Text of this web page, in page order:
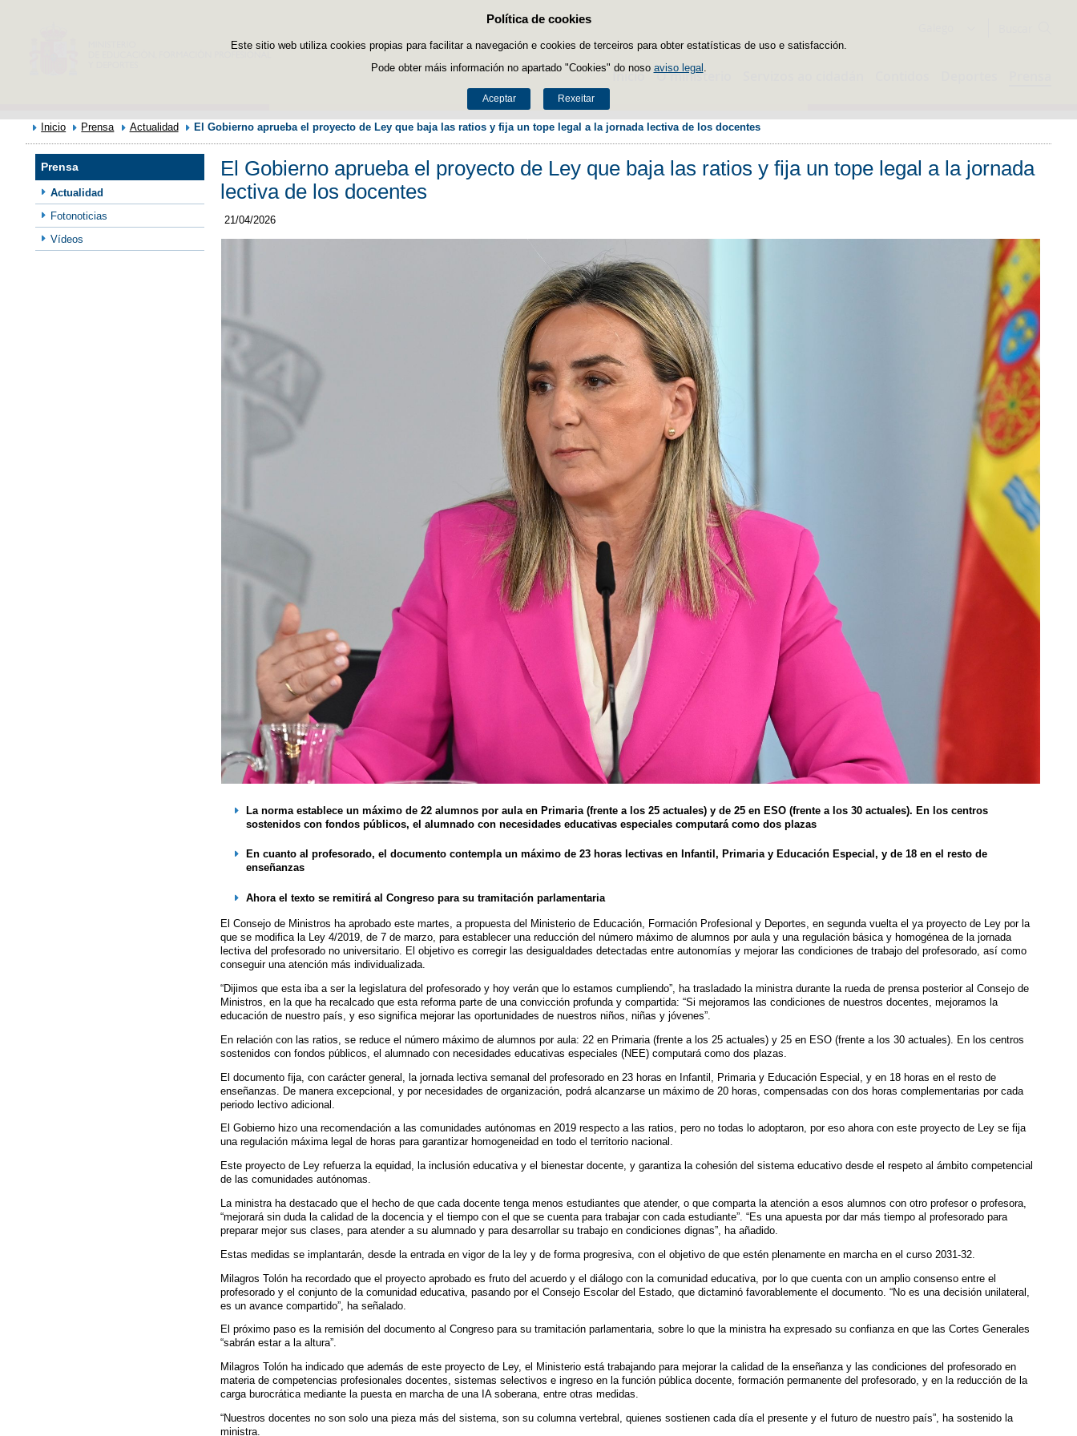
Política de cookies
Este sitio web utiliza cookies propias para facilitar a navegación e cookies de terceiros para obter estatísticas de uso e satisfacción.
Pode obter máis información no apartado "Cookies" do noso aviso legal
Aceptar Rexeitar
Saltar ao contido
Inicio O ministerio
Inicio Prensa Actualidad El Gobierno aprueba el proyecto de Ley que baja las ratios y fija un tope legal a la jornada lectiva de los docentes
Prensa
Actualidad
Fotonoticias
Vídeos
El Gobierno aprueba el proyecto de Ley que baja las ratios y fija un tope legal a la jornada
lectiva de los docentes
21/04/2026
La norma establece un máximo de 22 alumnos por aula en Primaria (frente a los 25 actuales) y de 25 en ESO (frente a los 30 actuales). En los centros
sostenidos con fondos públicos, el alumnado con necesidades educativas especiales computará como dos plazas
En cuanto al profesorado, el documento contempla un máximo de 23 horas lectivas en Infantil, Primaria y Educación Especial, y de 18 en el resto de
enseñanzas
Ahora el texto se remitirá al Congreso para su tramitación parlamentaria
El Consejo de Ministros ha aprobado este martes, a propuesta del Ministerio de Educación, Formación Profesional y Deportes, en segunda vuelta el ya proyecto de Ley por la
que se modifica la Ley 4/2019, de 7 de marzo, para establecer una reducción del número máximo de alumnos por aula y una regulación básica y homogénea de la jornada
lectiva del profesorado no universitario. El objetivo es corregir las desigualdades detectadas entre autonomías y mejorar las condiciones de trabajo del profesorado, así como
conseguir una atención más individualizada.
“Dijimos que esta iba a ser la legislatura del profesorado y hoy verán que lo estamos cumpliendo”, ha trasladado la ministra durante la rueda de prensa posterior al Consejo de
Ministros, en la que ha recalcado que esta reforma parte de una convicción profunda y compartida: “Si mejoramos las condiciones de nuestros docentes, mejoramos la
educación de nuestro país, y eso significa mejorar las oportunidades de nuestros niños, niñas y jóvenes”.
En relación con las ratios, se reduce el número máximo de alumnos por aula: 22 en Primaria (frente a los 25 actuales) y 25 en ESO (frente a los 30 actuales). En los centros
sostenidos con fondos públicos, el alumnado con necesidades educativas especiales (NEE) computará como dos plazas.
El documento fija, con carácter general, la jornada lectiva semanal del profesorado en 23 horas en Infantil, Primaria y Educación Especial, y en 18 horas en el resto de
enseñanzas. De manera excepcional, y por necesidades de organización, podrá alcanzarse un máximo de 20 horas, compensadas con dos horas complementarias por cada
periodo lectivo adicional.
El Gobierno hizo una recomendación a las comunidades autónomas en 2019 respecto a las ratios, pero no todas lo adoptaron, por eso ahora con este proyecto de Ley se fija
una regulación máxima legal de horas para garantizar homogeneidad en todo el territorio nacional.
Este proyecto de Ley refuerza la equidad, la inclusión educativa y el bienestar docente, y garantiza la cohesión del sistema educativo desde el respeto al ámbito competencial
de las comunidades autónomas.
La ministra ha destacado que el hecho de que cada docente tenga menos estudiantes que atender, o que comparta la atención a esos alumnos con otro profesor o profesora,
“mejorará sin duda la calidad de la docencia y el tiempo con el que se cuenta para trabajar con cada estudiante”. “Es una apuesta por dar más tiempo al profesorado para
preparar mejor sus clases, para atender a su alumnado y para desarrollar su trabajo en condiciones dignas”, ha añadido.
Estas medidas se implantarán, desde la entrada en vigor de la ley y de forma progresiva, con el objetivo de que estén plenamente en marcha en el curso 2031-32.
Milagros Tolón ha recordado que el proyecto aprobado es fruto del acuerdo y el diálogo con la comunidad educativa, por lo que cuenta con un amplio consenso entre el
profesorado y el conjunto de la comunidad educativa, pasando por el Consejo Escolar del Estado, que dictaminó favorablemente el documento. “No es una decisión unilateral,
es un avance compartido”, ha señalado.
El próximo paso es la remisión del documento al Congreso para su tramitación parlamentaria, sobre lo que la ministra ha expresado su confianza en que las Cortes Generales
“sabrán estar a la altura”.
Milagros Tolón ha indicado que además de este proyecto de Ley, el Ministerio está trabajando para mejorar la calidad de la enseñanza y las condiciones del profesorado en
materia de competencias profesionales docentes, sistemas selectivos e ingreso en la función pública docente, formación permanente del profesorado, y en la reducción de la
carga burocrática mediante la puesta en marcha de una IA soberana, entre otras medidas.
“Nuestros docentes no son solo una pieza más del sistema, son su columna vertebral, quienes sostienen cada día el presente y el futuro de nuestro país”, ha sostenido la
ministra.